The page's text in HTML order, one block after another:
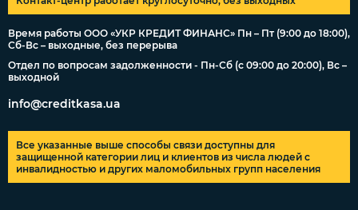
Время работы ООО «УКР КРЕДИТ ФИНАНС» Пн – Пт (9:00 до 18:00),
Сб-Вс – выходные, без перерыва
Отдел по вопросам задолженности - Пн-Сб (с 09:00 до 20:00), Вс –
выходной
info@creditkasa.ua
Все указанные выше способы связи доступны для
защищенной категории лиц и клиентов из числа людей с
инвалидностью и других маломобильных групп населения